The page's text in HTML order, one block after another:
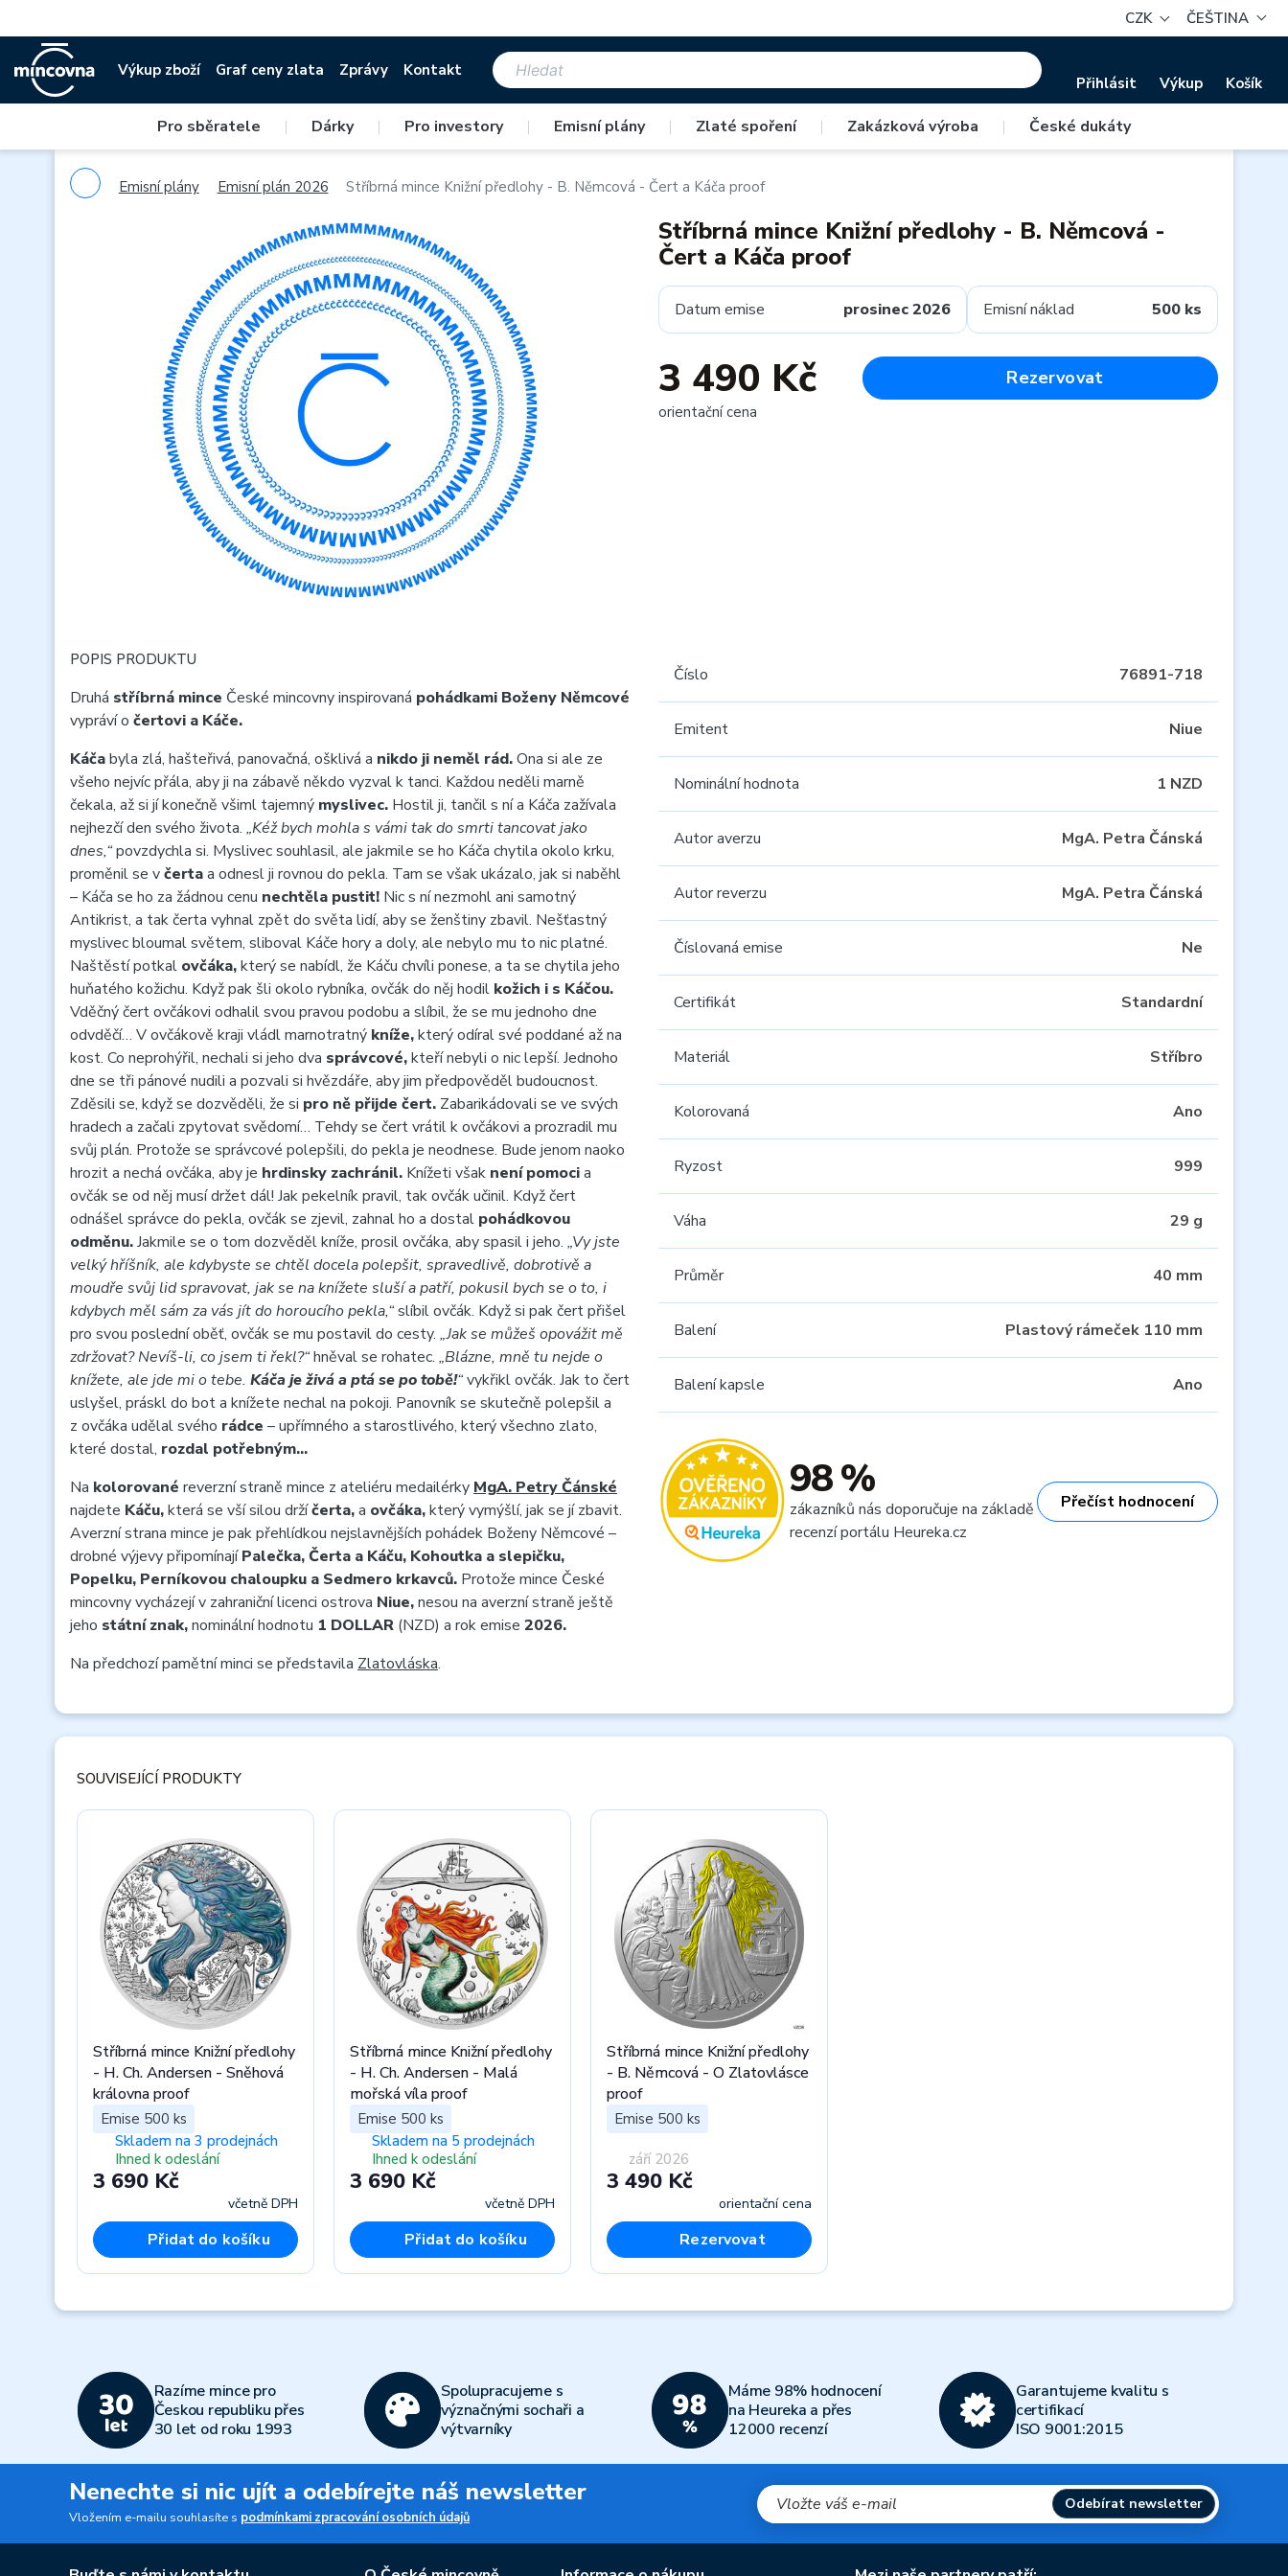
CZK ČEŠTINA
Výkup zboží Graf ceny zlata Zprávy Kontakt
Přihlásit Výkup Košík
Pro sběratele | Dárky | Pro investory | Emisní plány | Zlaté spoření | Zakázková výroba | České dukáty
Emisní plány Emisní plán 2026 Stříbrná mince Knižní předlohy - B. Němcová - Čert a Káča proof
Stříbrná mince Knižní předlohy - B. Němcová -
Čert a Káča proof
Datum emise prosinec 2026 Emisní náklad 500 ks
3 490 Kč
orientační cena
Rezervovat
POPIS PRODUKTU
Druhá stříbrná mince České mincovny inspirovaná pohádkami Boženy Němcové
vypráví o čertovi a Káče.
Káčabyla zlá, hašteřivá, panovačná, ošklivá a nikdo ji neměl rád.Ona si ale ze
všeho nejvíc přála, aby ji na zábavě někdo vyzval k tanci. Každou neděli marně
čekala, až si jí konečně všiml tajemný myslivec. Hostil ji, tančil s ní a Káča zažívala
nejhezčí den svého života. „Kéž bych mohla s vámi tak do smrti tancovat jako
dnes,“povzdychla si. Myslivec souhlasil, ale jakmile se ho Káča chytila okolo krku,
proměnil se včertaa odnesl ji rovnou do pekla. Tam se však ukázalo, jak si naběhl
– Káča se ho za žádnou cenu nechtěla pustit! Nic s ní nezmohl ani samotný
Antikrist, a tak čerta vyhnal zpět do světa lidí, aby se ženštiny zbavil. Nešťastný
myslivec bloumal světem, sliboval Káče hory a doly, ale nebylo mu to nic platné.
Naštěstí potkal ovčáka,který se nabídl, že Káču chvíli ponese, a ta se chytila jeho
huňatého kožichu. Když pak šli okolo rybníka, ovčák do něj hodil kožich i s Káčou.
Vděčný čert ovčákovi odhalil svou pravou podobu a slíbil, že se mu jednoho dne
odvděčí… V ovčákově kraji vládl marnotratný kníže,který odíral své poddané až na
kost. Co neprohýřil, nechali si jeho dva správcové,kteří nebyli o nic lepší. Jednoho
dne se tři pánové nudili a pozvali si hvězdáře, aby jim předpověděl budoucnost.
Zděsili se, když se dozvěděli, že si pro ně přijde čert. Zabarikádovali se ve svých
hradech a začali zpytovat svědomí… Tehdy se čert vrátil k ovčákovi a prozradil mu
svůj plán. Protože se správcové polepšili, do pekla je neodnese. Bude jenom naoko
hrozit a nechá ovčáka, aby je hrdinsky zachránil. Knížeti však není pomocia
ovčák se od něj musí držet dál! Jak pekelník pravil, tak ovčák učinil. Když čert
odnášel správce do pekla, ovčák se zjevil, zahnal ho a dostal pohádkovou
odměnu.Jakmile se o tom dozvěděl kníže, prosil ovčáka, aby spasil i jeho. „Vy jste
velký hříšník, ale kdybyste se chtěl docela polepšit, spravedlivě, dobrotivě a
moudře svůj lid spravovat, jak se na knížete sluší a patří, pokusil bych se o to, i
kdybych měl sám za vás jít do horoucího pekla,“slíbil ovčák. Když si pak čert přišel
pro svou poslední oběť, ovčák se mu postavil do cesty. „Jak se můžeš opovážit mě
zdržovat? Nevíš-li, co jsem ti řekl?“hněval se rohatec. „Blázne, mně tu nejde o
knížete, ale jde mi o tebe. Káča je živá a ptá se po tobě!“vykřikl ovčák. Jak to čert
uslyšel, práskl do bot a knížete nechal na pokoji. Panovník se skutečně polepšil a
z ovčáka udělal svého rádce – upřímného a starostlivého, který všechno zlato,
které dostal, rozdal potřebným…
Na kolorované reverzní straně mince z ateliéru medailérky MgA. Petry Čánské
najdete Káču,která se vší silou držíčerta,a ovčáka,který vymýšlí, jak se jí zbavit.
Averzní strana mince je pak přehlídkou nejslavnějších pohádek Boženy Němcové –
drobné výjevy připomínajíPalečka, Čerta a Káču, Kohoutka a slepičku,
Popelku, Perníkovou chaloupku a Sedmero krkavců. Protože mince České
mincovny vycházejí v zahraniční licenci ostrova Niue,nesou na averzní straně ještě
jeho státní znak,nominální hodnotu 1 DOLLAR (NZD) a rok emise 2026.
Na předchozí pamětní minci se představila Zlatovláska.
Číslo 76891-718
Emitent Niue
Nominální hodnota 1 NZD
Autor averzu MgA. Petra Čánská
Autor reverzu MgA. Petra Čánská
Číslovaná emise Ne
Certifikát Standardní
Materiál Stříbro
Kolorovaná Ano
Ryzost 999
Váha 29 g
Průměr 40 mm
Balení Plastový rámeček 110 mm
Balení kapsle Ano
98 %
zákazníků nás doporučuje na základě
recenzí portálu Heureka.cz
Přečíst hodnocení
SOUVISEJÍCÍ PRODUKTY
Stříbrná mince Knižní předlohy
- H. Ch. Andersen - Sněhová
královna proof
Emise 500 ks
Skladem na 3 prodejnách
Ihned k odeslání
3 690 Kč
včetně DPH
Přidat do košíku
Stříbrná mince Knižní předlohy
- H. Ch. Andersen - Malá
mořská víla proof
Emise 500 ks
Skladem na 5 prodejnách
Ihned k odeslání
3 690 Kč
včetně DPH
Přidat do košíku
Stříbrná mince Knižní předlohy
- B. Němcová - O Zlatovlásce
proof
Emise 500 ks
září 2026
3 490 Kč
orientační cena
Rezervovat
Razíme mince pro
Českou republiku přes
30 let od roku 1993
Spolupracujeme s
význačnými sochaři a
výtvarníky
Máme 98% hodnocení
na Heureka a přes
12000 recenzí
Garantujeme kvalitu s
certifikací
ISO 9001:2015
Nenechte si nic ujít a odebírejte náš newsletter
Vložením e-mailu souhlasíte s podmínkami zpracování osobních údajů
Odebírat newsletter